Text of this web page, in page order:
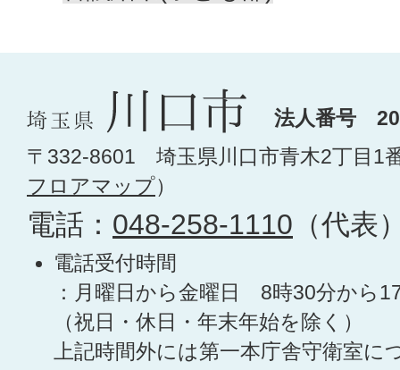
法人番号
〒332-8601 埼玉県川口市青木2丁目1
フロアマップ）
電話： 048-258-1110 （代表
電話受付時間
：月曜日から金曜日 8時30分から
（祝日・休日・年末年始を除く）
上記時間外には第一本庁舎守衛室に